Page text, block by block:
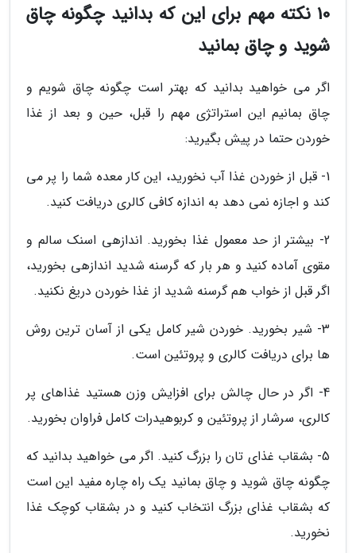
10 نکته مهم برای این که بدانید چگونه چاق
شوید و چاق بمانید
اگر می خواهید بدانید که بهتر است چگونه چاق شویم و
چاق بمانیم این استراتژی مهم را قبل، حین و بعد از غذا
خوردن حتما در پیش بگیرید:
1- قبل از خوردن غذا آب نخورید، این کار معده شما را پر می
کند و اجازه نمی دهد به اندازه کافی کالری دریافت کنید.
2- بیشتر از حد معمول غذا بخورید. اندازهی اسنک سالم و
مقوی آماده کنید و هر بار که گرسنه شدید اندازهی بخورید،
اگر قبل از خواب هم گرسنه شدید از غذا خوردن دریغ نکنید.
3- شیر بخورید. خوردن شیر کامل یکی از آسان ترین روش
ها برای دریافت کالری و پروتئین است.
4- اگر در حال چالش برای افزایش وزن هستید غذاهای پر
کالری، سرشار از پروتئین و کربوهیدرات کامل فراوان بخورید.
5- بشقاب غذای تان را بزرگ کنید. اگر می خواهید بدانید که
چگونه چاق شوید و چاق بمانید یک راه چاره مفید این است
که بشقاب غذای بزرگ انتخاب کنید و در بشقاب کوچک غذا
نخورید.